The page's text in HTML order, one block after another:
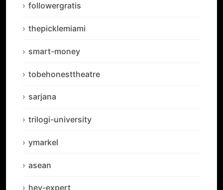
followergratis
thepicklemiami
smart-money
tobehonesttheatre
sarjana
trilogi-university
ymarkel
asean
hey-expert